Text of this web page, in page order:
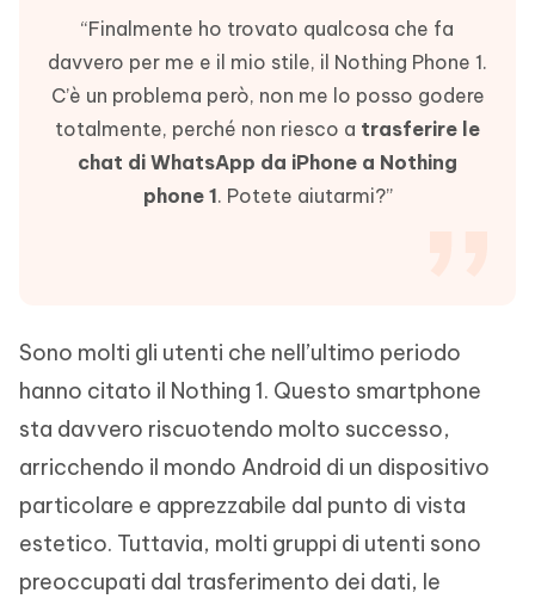
“Finalmente ho trovato qualcosa che fa
davvero per me e il mio stile, il Nothing Phone 1.
C’è un problema però, non me lo posso godere
totalmente, perché non riesco a trasferire le
chat di WhatsApp da iPhone a Nothing
phone 1. Potete aiutarmi?”
Sono molti gli utenti che nell’ultimo periodo
hanno citato il Nothing 1. Questo smartphone
sta davvero riscuotendo molto successo,
arricchendo il mondo Android di un dispositivo
particolare e apprezzabile dal punto di vista
estetico. Tuttavia, molti gruppi di utenti sono
preoccupati dal trasferimento dei dati, le